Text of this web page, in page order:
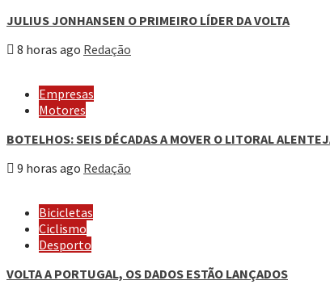
JULIUS JONHANSEN O PRIMEIRO LÍDER DA VOLTA
8 horas ago Redação
Empresas
Motores
BOTELHOS: SEIS DÉCADAS A MOVER O LITORAL
9 horas ago Redação
Bicicletas
Ciclismo
Desporto
VOLTA A PORTUGAL, OS DADOS ESTÃO LANÇADOS